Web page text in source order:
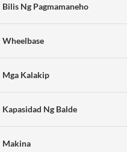
Bilis Ng Pagmamaneho
Wheelbase
Mga Kalakip
Kapasidad Ng Balde
Makina